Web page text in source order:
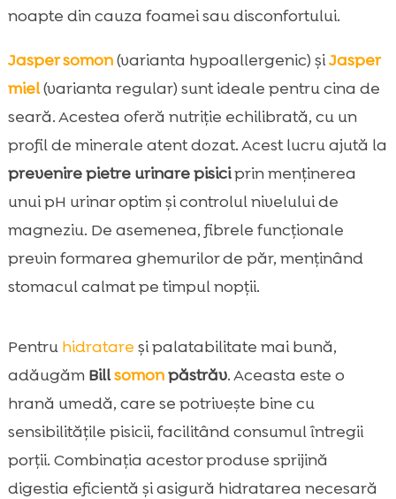
noapte din cauza foamei sau disconfortului.
Jaspersomon(varianta hypoallergenic) șiJasper
miel(varianta regular) sunt ideale pentru cina de
seară. Acestea oferă nutriție echilibrată, cu un
profil de minerale atent dozat. Acest lucru ajută la
prevenire pietre urinare pisiciprin menținerea
unui pH urinar optim și controlul nivelului de
magneziu. De asemenea, fibrele funcționale
previn formarea ghemurilor de păr, menținând
stomacul calmat pe timpul nopții.
Pentru hidratare și palatabilitate mai bună,
adăugăm Billsomonpăstrăv. Aceasta este o
hrană umedă, care se potrivește bine cu
sensibilitățile pisicii, facilitând consumul întregii
porții. Combinația acestor produse sprijină
digestia eficientă și asigură hidratarea necesară